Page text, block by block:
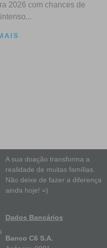
2026 com chances de
A sua doação transforma a
realidade de muitas famílias.
Não deixe de fazer a diferença
ainda hoje! =)
Dados Bancários
Banco C6 S.A.